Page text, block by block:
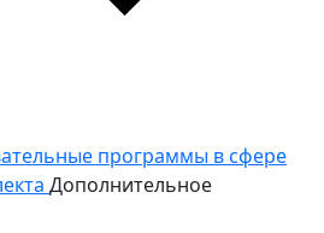
программы в сфере
Дополнительное